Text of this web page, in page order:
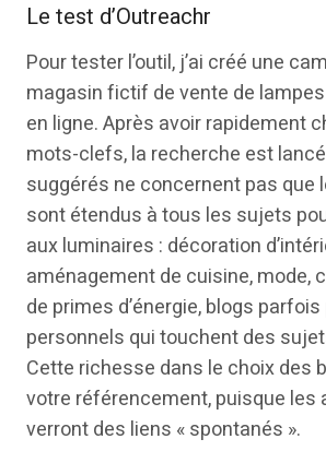
Le test d’Outreachr
Pour tester l’outil, j’ai créé une
magasin fictif de vente de
en ligne. Après avoir rapidement
mots-clefs, la recherche est
suggérés ne concernent pas que
sont étendus à tous les sujets
aux luminaires : décoration
aménagement de cuisine, mode,
de primes d’énergie, blogs
personnels qui touchent des
Cette richesse dans le choix des
votre référencement, puisque les
verront des liens « spontanés ».